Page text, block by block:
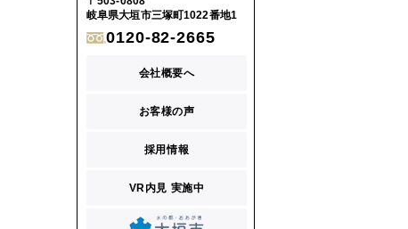
岐阜県大垣市三塚町1022番地1
0120-82-2665
会社概要へ
お客様の声
採用情報
VR内見 実施中